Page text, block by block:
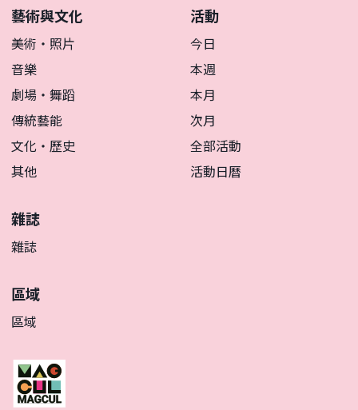
藝術與文化
美術・照片
音樂
劇場・舞蹈
傳統藝能
文化・歷史
其他
活動
今日
本週
本月
次月
全部活動
活動日曆
雜誌
雜誌
區域
區域